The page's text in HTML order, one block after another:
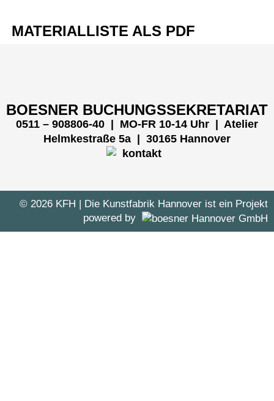
MATERIALLISTE ALS PDF
BOESNER BUCHUNGSSEKRETARIAT
0511 – 908806-40 | MO-FR 10-14 Uhr
| Atelier
Helmkestraße 5a | 30165 Hannover
© 2026 KFH | Die Kunstfabrik Hannover ist ein Projekt
powered by